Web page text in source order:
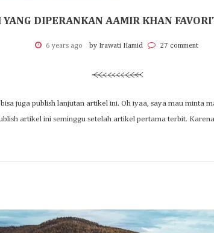
YANG DIPERANKAN AAMIR KHAN
6 years ago by Irawati Hamid 27 comment
juga publish lanjutan artikel ini. Oh iyaa, saya mau minta
artikel ini seminggu setelah artikel pertama terbit. Karena